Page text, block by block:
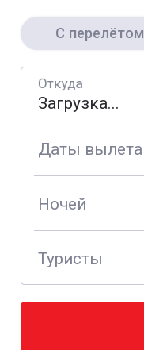
С перелётом
Откуда
Даты вылета
Ночей
Туристы